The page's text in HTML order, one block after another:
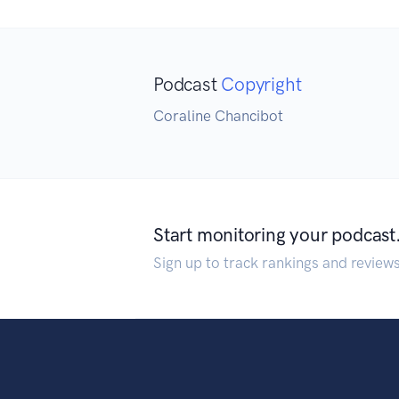
Podcast Copyright
Coraline Chancibot
Start monitoring your podcast.
Sign up to track rankings and